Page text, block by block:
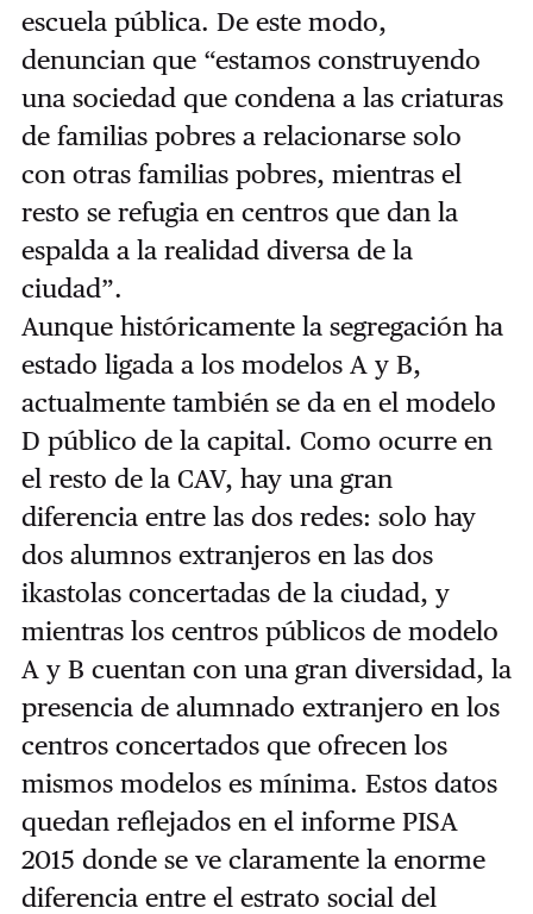
escuela pública. De este modo,
denuncian que “estamos construyendo
una sociedad que condena a las criaturas
de familias pobres a relacionarse solo
con otras familias pobres, mientras el
resto se refugia en centros que dan la
espalda a la realidad diversa de la
ciudad”.
Aunque históricamente la segregación ha
estado ligada a los modelos A y B,
actualmente también se da en el modelo
D público de la capital. Como ocurre en
el resto de la CAV, hay una gran
diferencia entre las dos redes: solo hay
dos alumnos extranjeros en las dos
ikastolas concertadas de la ciudad, y
mientras los centros públicos de modelo
A y B cuentan con una gran diversidad, la
presencia de alumnado extranjero en los
centros concertados que ofrecen los
mismos modelos es mínima. Estos datos
quedan reflejados en el informe PISA
2015 donde se ve claramente la enorme
diferencia entre el estrato social del